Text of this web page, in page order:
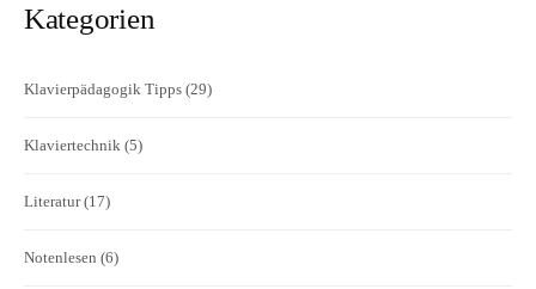
Kategorien
Klavierpädagogik Tipps (29)
Klaviertechnik (5)
Literatur(17)
Notenlesen (6)